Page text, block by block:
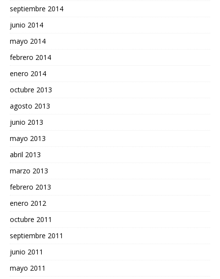
septiembre 2014
junio 2014
mayo 2014
febrero 2014
enero 2014
octubre 2013
agosto 2013
junio 2013
mayo 2013
abril 2013
marzo 2013
febrero 2013
enero 2012
octubre 2011
septiembre 2011
junio 2011
mayo 2011